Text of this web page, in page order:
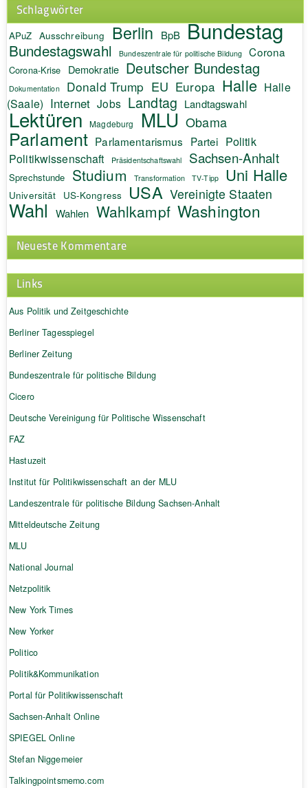
Schlagwörter
APuZ Ausschreibung Berlin BpB Bundestag
Bundestagswahl Bundeszentrale für politische Bildung Corona
Corona-Krise Demokratie Deutscher Bundestag
Dokumentation Donald Trump EU Europa Halle Halle
(Saale) Internet Jobs Landtag Landtagswahl
Lektüren Magdeburg MLU Obama
Parlament Parlamentarismus Partei Politik
Politikwissenschaft Präsidentschaftswahl Sachsen-Anhalt
Sprechstunde Studium Transformation TV-Tipp Uni Halle
Universität US-Kongress USA Vereinigte Staaten
Wahl Wahlen Wahlkampf Washington
Neueste Kommentare
Links
Aus Politik und Zeitgeschichte
Berliner Tagesspiegel
Berliner Zeitung
Bundeszentrale für politische Bildung
Cicero
Deutsche Vereinigung für Politische Wissenschaft
FAZ
Hastuzeit
Institut für Politikwissenschaft an der MLU
Landeszentrale für politische Bildung Sachsen-Anhalt
Mitteldeutsche Zeitung
MLU
National Journal
Netzpolitik
New York Times
New Yorker
Politico
Politik&Kommunikation
Portal für Politikwissenschaft
Sachsen-Anhalt Online
SPIEGEL Online
Stefan Niggemeier
Talkingpointsmemo.com